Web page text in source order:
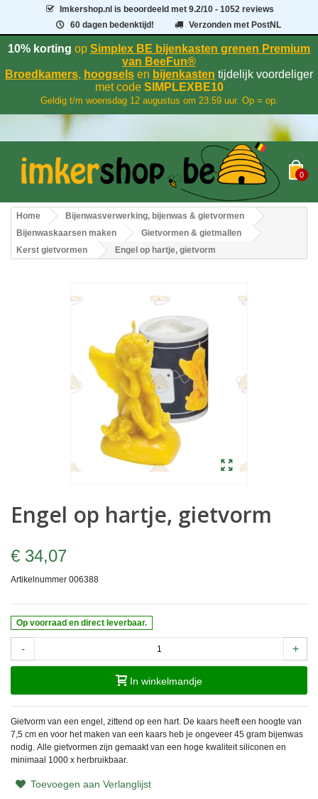
Imkershop.nl is beoordeeld met9.2/10 - 1052 reviews
60 dagen bedenktijd!
Verzonden met PostNL
10% korting op Simplex BE bijenkasten grenen Premium
van BeeFun®
Broedkamers, hoogsels en bijenkasten tijdelijk voordeliger
met codeSIMPLEXBE10
Geldig t/m woensdag 12 augustus om 23:59 uur. Op = op.
0
Home
Bijenwasverwerking, bijenwas & gietvormen
Bijenwaskaarsen maken
Gietvormen & gietmallen
Kerst gietvormen
Engel op hartje, gietvorm
Engel op hartje, gietvorm
€ 34,07
Artikelnummer 006388
Op voorraad en direct leverbaar.
- +
In winkelmandje
Gietvorm van een engel, zittend op een hart. De kaars heeft een hoogte van
7,5 cm en voor het maken van een kaars heb je ongeveer 45 gram bijenwas
nodig. Alle gietvormen zijn gemaakt van een hoge kwaliteit siliconen en
minimaal 1000 x herbruikbaar.
Toevoegen aan Verlanglijst